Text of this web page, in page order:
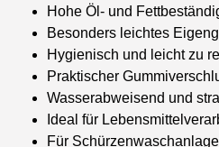
Hohe Öl- und
Besonders leichtes
Hygienisch und leicht zu
Praktischer
Wasserabweisend und
Ideal für
Für